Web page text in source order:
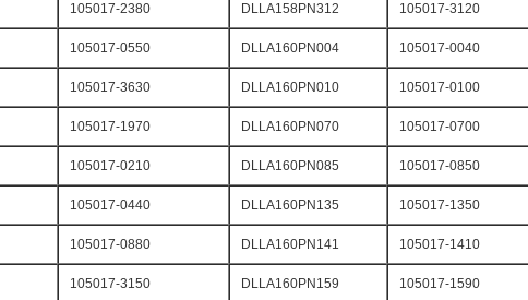
105017-2380 DLLA158PN312 105017-3120
105017-0550 DLLA160PN004 105017-0040
105017-3630 DLLA160PN010 105017-0100
105017-1970 DLLA160PN070 105017-0700
105017-0210 DLLA160PN085 105017-0850
105017-0440 DLLA160PN135 105017-1350
105017-0880 DLLA160PN141 105017-1410
105017-3150 DLLA160PN159 105017-1590